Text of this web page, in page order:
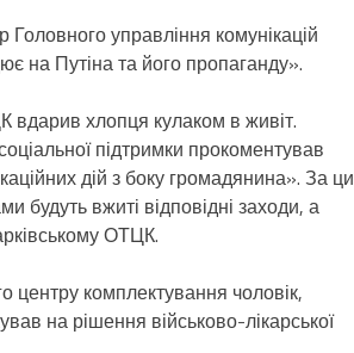
Головного управління комунікацій
на Путіна та його пропаганду».
вдарив хлопця кулаком в живіт.
підтримки прокоментував
дій з боку громадянина». За
будуть вжиті відповідні заходи, а
ОТЦК.
центру комплектування чоловік,
на рішення військово-лікарської